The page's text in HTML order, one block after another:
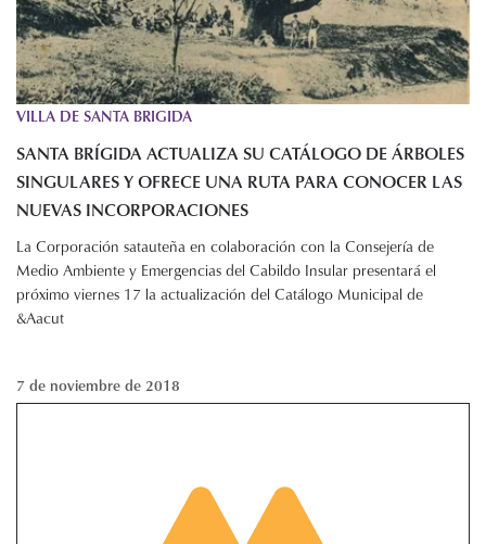
VILLA DE SANTA BRIGIDA
SANTA BRÍGIDA ACTUALIZA SU CATÁLOGO DE ÁRBOLES
SINGULARES Y OFRECE UNA RUTA PARA CONOCER LAS
NUEVAS INCORPORACIONES
La Corporación satauteña en colaboración con la Consejería de
Medio Ambiente y Emergencias del Cabildo Insular presentará el
próximo viernes 17 la actualización del Catálogo Municipal de
&Aacut
7 de noviembre de 2018